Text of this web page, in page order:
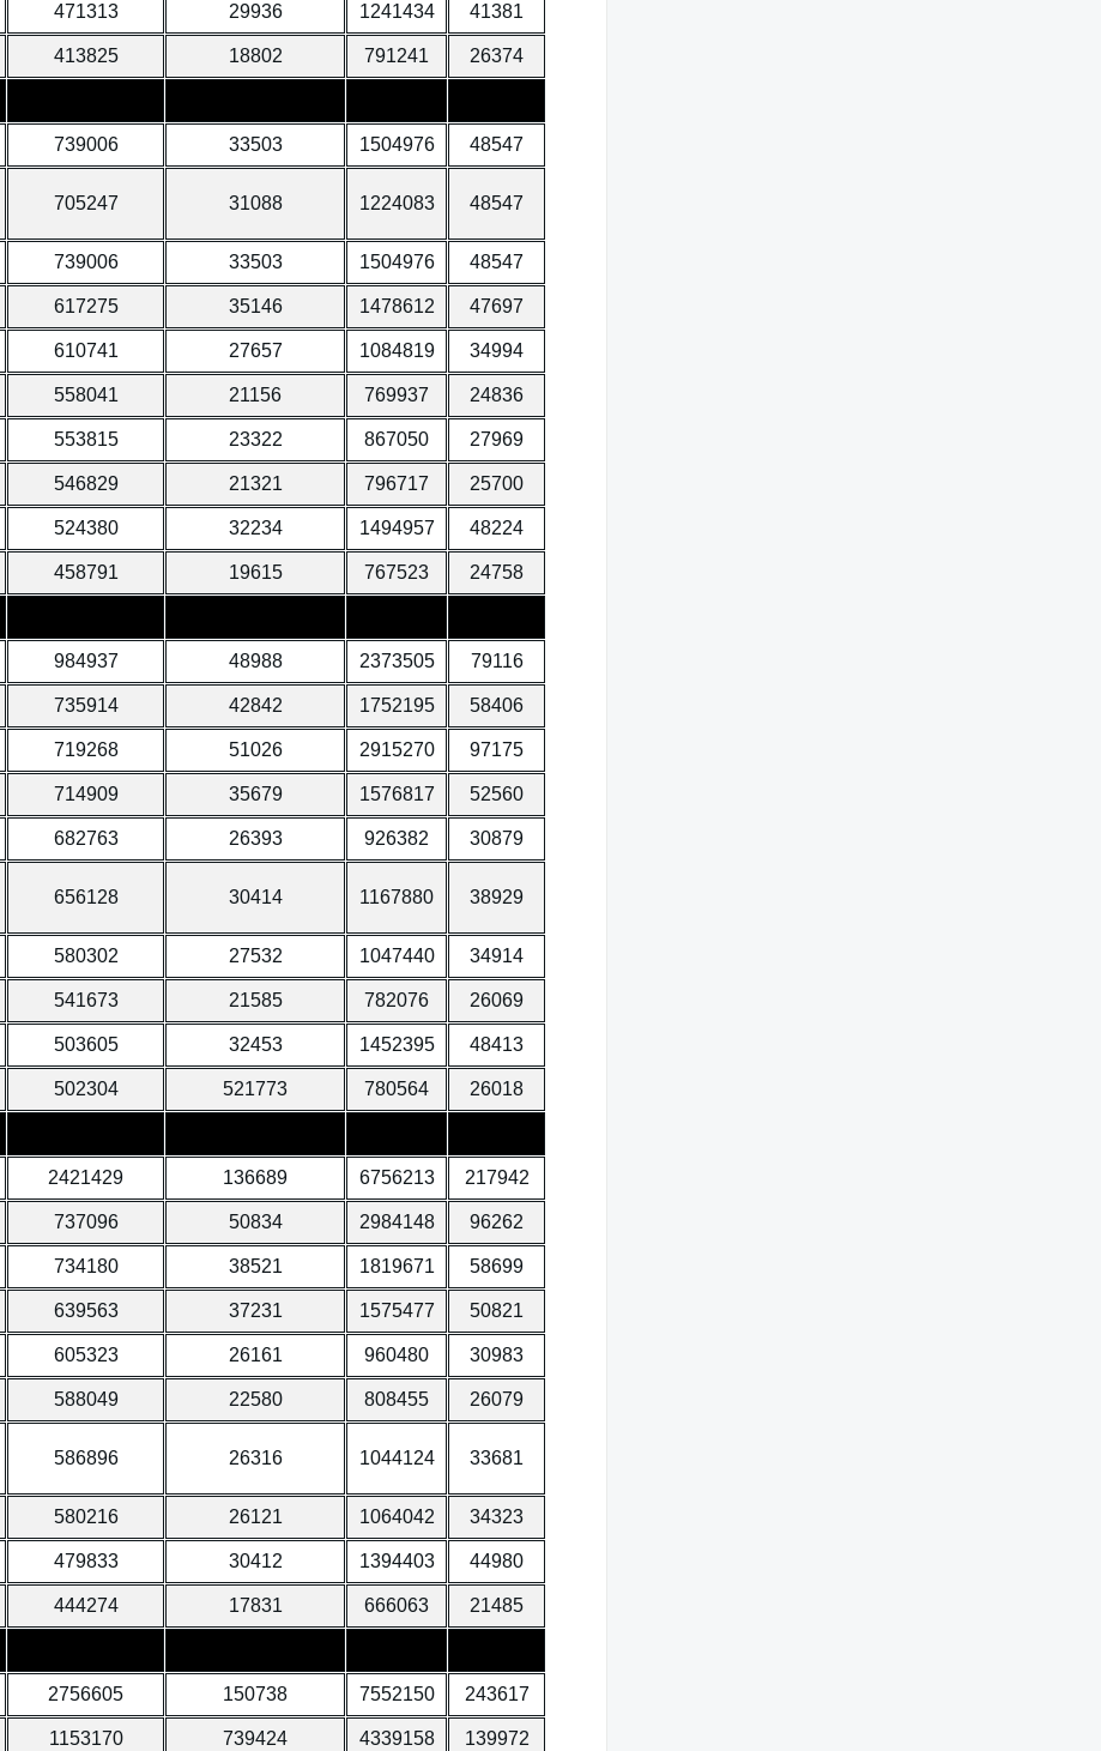
471313 29936 1241434 41381
413825 18802 791241 26374
739006 33503 1504976 48547
705247 31088 1224083 48547
739006 33503 1504976 48547
617275 35146 1478612 47697
610741 27657 1084819 34994
558041 21156 769937 24836
553815 23322 867050 27969
546829 21321 796717 25700
524380 32234 1494957 48224
458791 19615 767523 24758
984937 48988 2373505 79116
735914 42842 1752195 58406
719268 51026 2915270 97175
714909 35679 1576817 52560
682763 26393 926382 30879
656128 30414 1167880 38929
580302 27532 1047440 34914
541673 21585 782076 26069
503605 32453 1452395 48413
502304 521773 780564 26018
2421429 136689 6756213 217942
737096 50834 2984148 96262
734180 38521 1819671 58699
639563 37231 1575477 50821
605323 26161 960480 30983
588049 22580 808455 26079
586896 26316 1044124 33681
580216 26121 1064042 34323
479833 30412 1394403 44980
444274 17831 666063 21485
2756605 150738 7552150 243617
1153170 739424 4339158 139972